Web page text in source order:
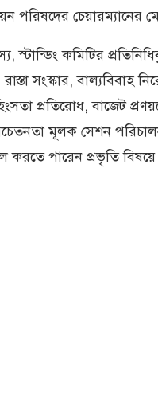
পরিষদের
কমিটির
সংস্কার, বাল্যবিবাহ
প্রতিরোধ, বাজেট
মূলক সেশন
করতে পারেন প্রভৃতি